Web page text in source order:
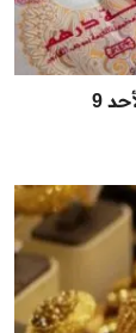
تعرف على سعر صرف الدرهم الإماراتي اليوم الأحد 9